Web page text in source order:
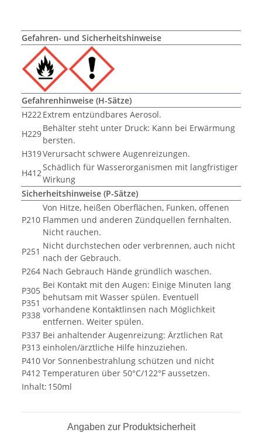
Gefahren- und Sicherheitshinweise
Gefahrenhinweise (H-Sätze)
H222Extrem entzündbares Aerosol.
H229
Behälter steht unter Druck: Kann bei Erwärmung
bersten.
H319Verursacht schwere Augenreizungen.
H412
Schädlich für Wasserorganismen mit langfristiger
Wirkung
Sicherheitshinweise (P-Sätze)
P210
Von Hitze, heißen Oberflächen, Funken, offenen
Flammen und anderen Zündquellen fernhalten.
Nicht rauchen.
P251
Nicht durchstechen oder verbrennen, auch nicht
nach der Gebrauch.
P264 Nach Gebrauch Hände gründlich waschen.
P305
P351
P338
Bei Kontakt mit den Augen: Einige Minuten lang
behutsam mit Wasser spülen. Eventuell
vorhandene Kontaktlinsen nach Möglichkeit
entfernen. Weiter spülen.
P337
P313
Bei anhaltender Augenreizung: Ärztlichen Rat
einholen/ärztliche Hilfe hinzuziehen.
P410
P412
Vor Sonnenbestrahlung schützen und nicht
Temperaturen über 50°C/122°F aussetzen.
Inhalt: 150ml
Angaben zur Produktsicherheit